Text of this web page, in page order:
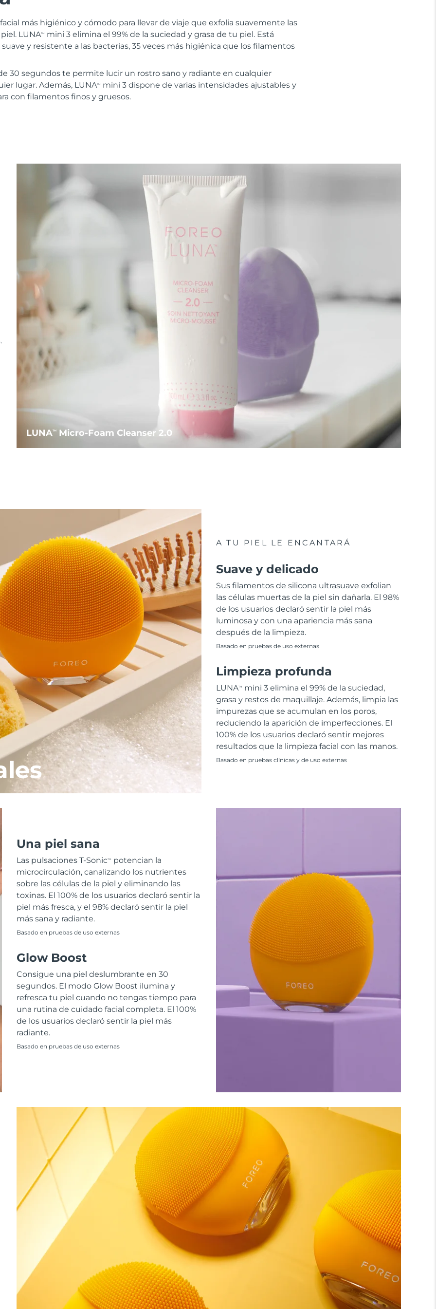
más higiénico y cómodo para llevar de viaje que exfolia suavemente las
LUNATM
mini 3 elimina el 99% de la suciedad y grasa de tu piel. Está
y resistente a las bacterias, 35 veces más higiénica que los filamentos
30 segundos te permite lucir un rostro sano y radiante en cualquier
lugar. Además, LUNATM
mini 3 dispone de varias intensidades ajustables y
con filamentos finos y gruesos.
LUNATMMicro-Foam Cleanser 2.0
A TU PIEL LE ENCANTARÁ
Suave y delicado
Sus filamentos de silicona ultrasuave exfolian
las células muertas de la piel sin dañarla. El 98%
de los usuarios declaró sentir la piel más
luminosa y con una apariencia más sana
después de la limpieza.
Basado en pruebas de uso externas
Limpieza profunda
LUNATM
mini 3 elimina el 99% de la suciedad,
grasa y restos de maquillaje. Además, limpia las
impurezas que se acumulan en los poros,
reduciendo la aparición de imperfecciones. El
100% de los usuarios declaró sentir mejores
resultados que la limpieza facial con las manos.
Basado en pruebas clínicas y de uso externas
Una piel sana
Las pulsaciones T-SonicTM
potencian la
microcirculación, canalizando los nutrientes
sobre las células de la piel y eliminando las
toxinas. El 100% de los usuarios declaró sentir la
piel más fresca, y el 98% declaró sentir la piel
más sana y radiante.
Basado en pruebas de uso externas
Glow Boost
Consigue una piel deslumbrante en 30
segundos. El modo Glow Boost ilumina y
refresca tu piel cuando no tengas tiempo para
una rutina de cuidado facial completa. El 100%
de los usuarios declaró sentir la piel más
radiante.
Basado en pruebas de uso externas